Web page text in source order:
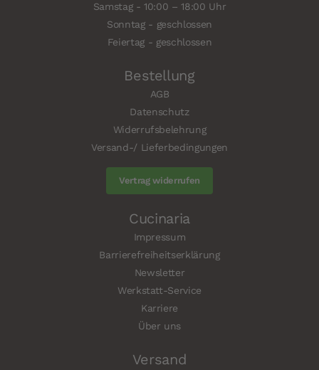
Samstag - 10:00 – 18:00 Uhr
Sonntag - geschlossen
Feiertag - geschlossen
Bestellung
AGB
Datenschutz
Widerrufsbelehrung
Versand-/ Lieferbedingungen
Vertrag widerrufen
Cucinaria
Impressum
Barrierefreiheitserklärung
Newsletter
Werkstatt-Service
Karriere
Über uns
Versand